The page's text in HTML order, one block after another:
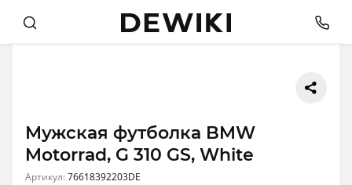
Мужская футболка BMW
Motorrad, G 310 GS, White
Артикул:76618392203DE